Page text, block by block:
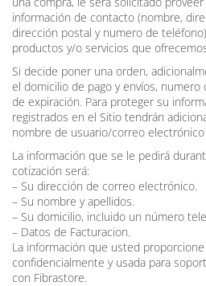
información de contacto (nombre,
dirección postal y numero de
productos y/o servicios que
Si decide poner una orden,
el domicilio de pago y envíos,
de expiración. Para proteger su
registrados en el Sitio tendrán
nombre de usuario/correo electrónico
La información que se le pedirá
cotización será:
– Su dirección de correo electrónico.
– Su nombre y apellidos.
– Su domicilio, incluido un número
– Datos de Facturacion.
La información que usted
confidencialmente y usada para
con Fibrastore.